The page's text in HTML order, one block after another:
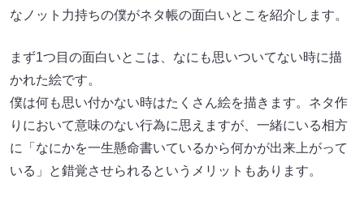
なノット力持ちの僕がネタ帳の面白いとこを紹介します。
まず1つ目の面白いとこは、なにも思いついてない時に描
かれた絵です。
僕は何も思い付かない時はたくさん絵を描きます。ネタ作
りにおいて意味のない行為に思えますが、一緒にいる相方
に「なにかを一生懸命書いているから何かが出来上がって
いる」と錯覚させられるというメリットもあります。